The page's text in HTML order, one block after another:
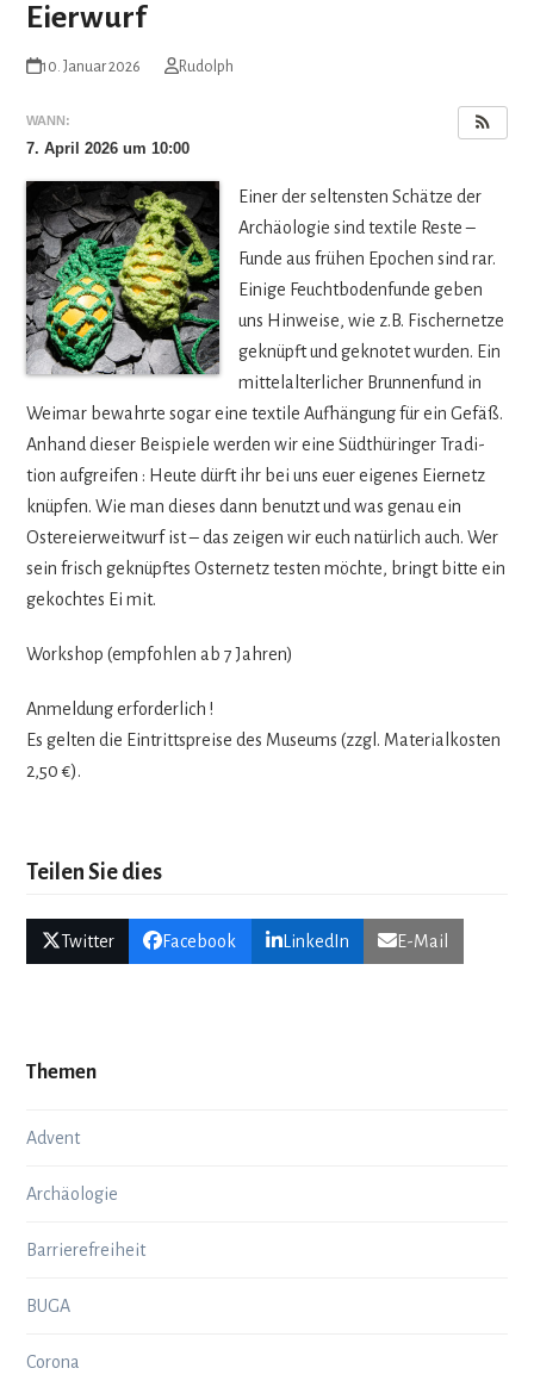
Eierwurf
10. Januar 2026 Rudolph
WANN:
7. April 2026 um 10:00
Einer der sel­tens­ten Schätze der
Archäo­lo­gie sind tex­tile Reste –
Funde aus frü­hen Epo­chen sind rar.
Einige Feucht­bo­den­funde geben
uns Hin­weise, wie z.B. Fischer­netze
geknüpft und gekno­tet wur­den. Ein
mit­tel­al­ter­li­cher Brun­nen­fund in
Wei­mar bewahrte sogar eine tex­tile Auf­hän­gung für ein Gefäß.
Anhand die­ser Bei­spiele wer­den wir eine Süd­thü­rin­ger Tra­di­
tion auf­grei­fen : Heute dürft ihr bei uns euer eige­nes Eier­netz
knüp­fen. Wie man die­ses dann benutzt und was genau ein
Oster­ei­er­weit­wurf ist – das zei­gen wir euch natür­lich auch. Wer
sein frisch geknüpf­tes Oster­netz tes­ten möchte, bringt bitte ein
gekoch­tes Ei mit.
Work­shop (emp­foh­len ab 7 Jahren)
Anmel­dung erforderlich !
Es gel­ten die Ein­tritts­preise des Muse­ums (zzgl. Mate­ri­al­kos­ten
2,50 €).
Teilen Sie dies
Twitter Facebook LinkedIn E-Mail
Themen
Advent
Archäologie
Barrierefreiheit
BUGA
Corona